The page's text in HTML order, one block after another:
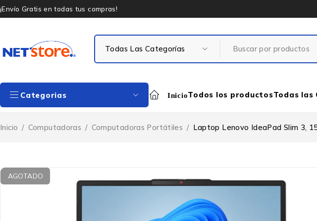
¡Envío Gratis en todas tus compras!
Categorias InicioTodos los productosTodas las
Inicio / Computadoras / Computadoras Portátiles / Laptop Lenovo IdeaPad Slim 3,
AGOTADO